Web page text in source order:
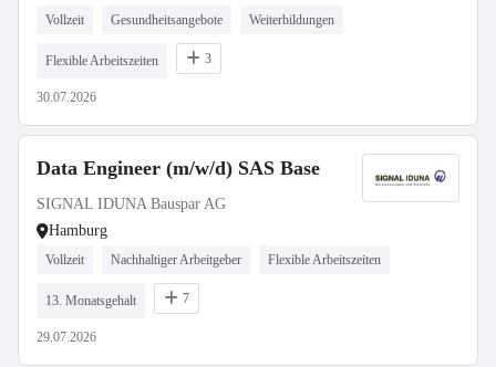
Vollzeit Gesundheitsangebote Weiterbildungen
Flexible Arbeitszeiten 3
30.07.2026
Data Engineer (m/w/d) SAS Base
SIGNAL IDUNA Bauspar AG
Hamburg
Vollzeit Nachhaltiger Arbeitgeber Flexible Arbeitszeiten
13. Monatsgehalt 7
29.07.2026